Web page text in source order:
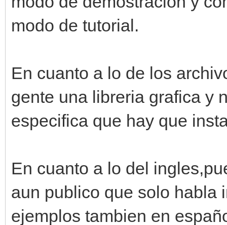
modo de tutorial.
En cuanto a lo de los
gente una libreria grafica y
especifica que hay que
En cuanto a lo del
aun publico que solo habla
ejemplos tambien en